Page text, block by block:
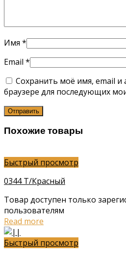
Имя *
Email *
Сохранить моё имя, email и
браузере для последующих
Похожие товары
Быстрый просмотр
0344 Т/Красный
Товар доступен только
пользователям
Read more
Быстрый просмотр